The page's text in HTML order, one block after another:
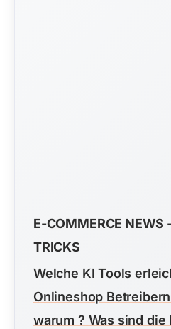
E-COMMERCE NEWS
TRICKS
Welche KI Tools
Onlineshop
warum ? Was sind die